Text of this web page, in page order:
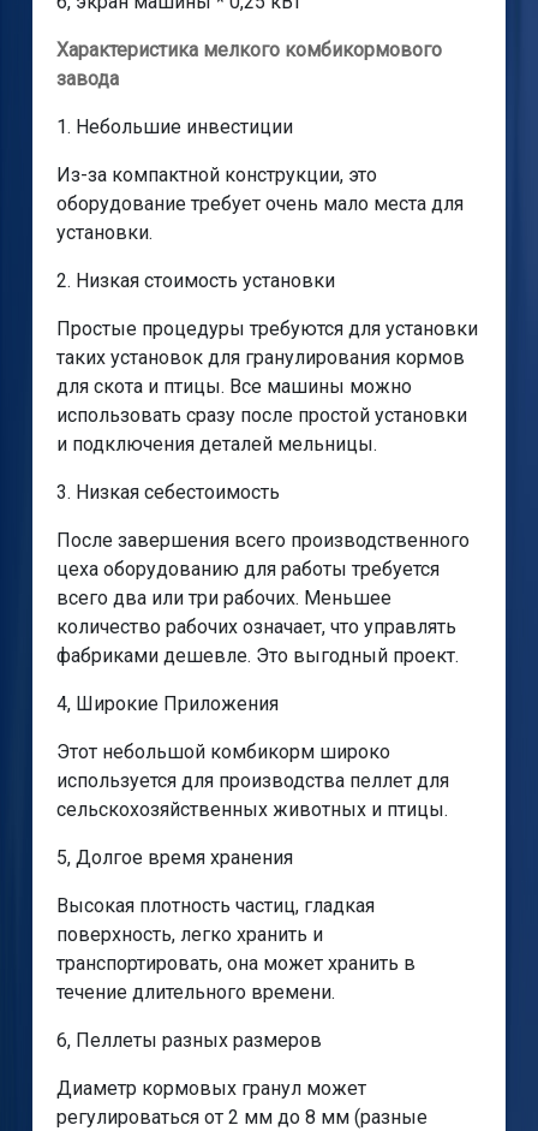
Характеристика мелкого комбикормового
завода
1. Небольшие инвестиции
Из-за компактной конструкции, это
оборудование требует очень мало места для
установки.
2. Низкая стоимость установки
Простые процедуры требуются для установки
таких установок для гранулирования кормов
для скота и птицы. Все машины можно
использовать сразу после простой установки
и подключения деталей мельницы.
3. Низкая себестоимость
После завершения всего производственного
цеха оборудованию для работы требуется
всего два или три рабочих. Меньшее
количество рабочих означает, что управлять
фабриками дешевле. Это выгодный проект.
4, Широкие Приложения
Этот небольшой комбикорм широко
используется для производства пеллет для
сельскохозяйственных животных и птицы.
5, Долгое время хранения
Высокая плотность частиц, гладкая
поверхность, легко хранить и
транспортировать, она может хранить в
течение длительного времени.
6, Пеллеты разных размеров
Диаметр кормовых гранул может
регулироваться от 2 мм до 8 мм (разные